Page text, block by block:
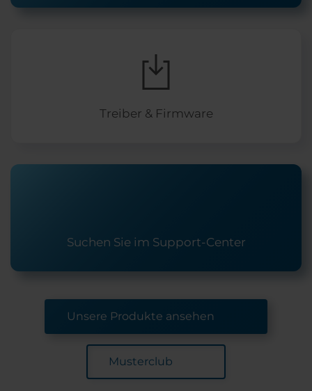
Treiber & Firmware
Suchen Sie im Support-Center
Unsere Produkte ansehen
Musterclub